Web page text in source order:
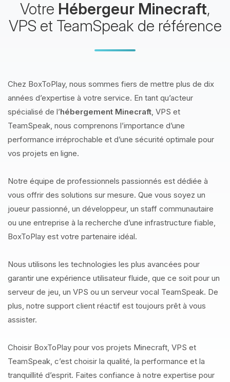
Votre Hébergeur Minecraft,
VPS et TeamSpeak de référence
Chez BoxToPlay, nous sommes fiers de mettre plus de dix
années d’expertise à votre service. En tant qu’acteur
spécialisé de l’hébergement Minecraft, VPS et
TeamSpeak, nous comprenons l’importance d’une
performance irréprochable et d’une sécurité optimale pour
vos projets en ligne.
Notre équipe de professionnels passionnés est dédiée à
vous offrir des solutions sur mesure. Que vous soyez un
joueur passionné, un développeur, un staff communautaire
ou une entreprise à la recherche d’une infrastructure fiable,
BoxToPlay est votre partenaire idéal.
Nous utilisons les technologies les plus avancées pour
garantir une expérience utilisateur fluide, que ce soit pour un
serveur de jeu, un VPS ou un serveur vocal TeamSpeak. De
plus, notre support client réactif est toujours prêt à vous
assister.
Choisir BoxToPlay pour vos projets Minecraft, VPS et
TeamSpeak, c’est choisir la qualité, la performance et la
tranquillité d’esprit. Faites confiance à notre expertise pour